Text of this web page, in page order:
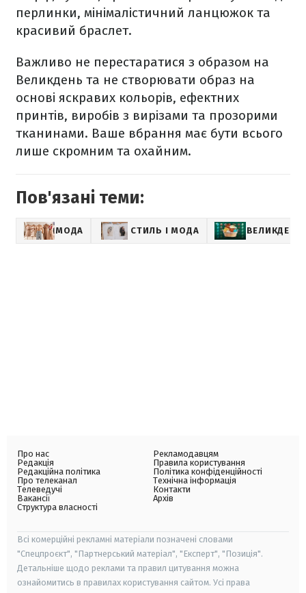
перлинки, мінімалістичний ланцюжок та
красивий браслет.
Важливо не перестаратися з образом на
Великдень та не створювати образ на
основі яскравих кольорів, ефектних
принтів, виробів з вирізами та прозорими
тканинами. Ваше вбрання має бути всього
лише скромним та охайним.
Пов'язані теми:
МОДА СТИЛЬ І МОДА ВЕЛИКДЕНЬ
Про нас
Редакція
Редакційна політика
Про телеканал
Телеведучі
Вакансії
Структура власності
Рекламодавцям
Правила користування
Політика конфіденційності
Технічна інформація
Контакти
Архів
Всі комерційні рекламні матеріали позначені словами
"Спецпроєкт", "Партнерський матеріал", "Експерт", "Позиція".
Детальніше щодо реклами та правил цитування можна
ознайомитись в правилах користування сайтом. Усі права